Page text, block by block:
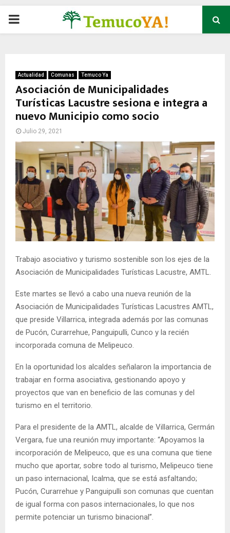
P
M
A
R
Y
M
E
N
U
Actualidad Comunas Temuco Ya
Asociación de Municipalidades
Turísticas Lacustre sesiona e integra a
nuevo Municipio como socio
Julio 29, 2021
Trabajo asociativo y turismo sostenible son los ejes de la
Asociación de Municipalidades Turísticas Lacustre, AMTL.
Este martes se llevó a cabo una nueva reunión de la
Asociación de Municipalidades Turísticas Lacustres AMTL,
que preside Villarrica, integrada además por las comunas
de Pucón, Curarrehue, Panguipulli, Cunco y la recién
incorporada comuna de Melipeuco.
En la oportunidad los alcaldes señalaron la importancia de
trabajar en forma asociativa, gestionando apoyo y
proyectos que van en beneficio de las comunas y del
turismo en el territorio.
Para el presidente de la AMTL, alcalde de Villarrica, Germán
Vergara, fue una reunión muy importante: “Apoyamos la
incorporación de Melipeuco, que es una comuna que tiene
mucho que aportar, sobre todo al turismo, Melipeuco tiene
un paso internacional, Icalma, que se está asfaltando;
Pucón, Curarrehue y Panguipulli son comunas que cuentan
de igual forma con pasos internacionales, lo que nos
permite potenciar un turismo binacional”.